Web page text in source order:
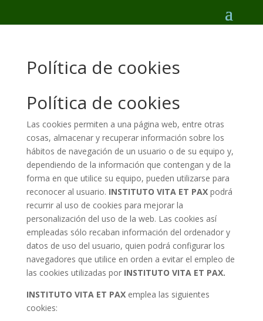
Política de cookies
Política de cookies
Las cookies permiten a una página web, entre otras
cosas, almacenar y recuperar información sobre los
hábitos de navegación de un usuario o de su equipo y,
dependiendo de la información que contengan y de la
forma en que utilice su equipo, pueden utilizarse para
reconocer al usuario. INSTITUTO VITA ET PAXpodrá
recurrir al uso de cookies para mejorar la
personalización del uso de la web. Las cookies así
empleadas sólo recaban información del ordenador y
datos de uso del usuario, quien podrá configurar los
navegadores que utilice en orden a evitar el empleo de
las cookies utilizadas porINSTITUTO VITA ET PAX.
INSTITUTO VITA ET PAXemplea las siguientes
cookies: